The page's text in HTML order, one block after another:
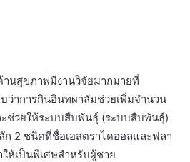
นสุขภาพมีงานวิจัยมากมายที่
ว่าการกินอินทผาลัมช่วยเพิ่มจำนวน
ช่วยให้ระบบสืบพันธุ์ (ระบบสืบพันธุ์)
ก 2 ชนิดที่ชื่อเอสตราไดออลและฟลา
ห้เป็นพิเศษสำหรับผู้ชาย